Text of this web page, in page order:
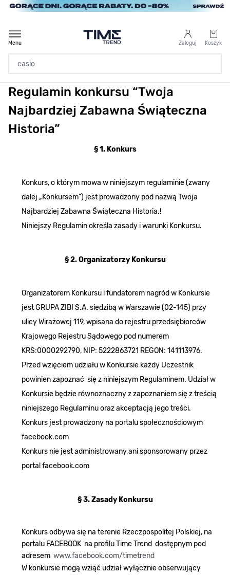
Przejdź do treści
Zaloguj Koszyk
Menu
Strona Główna
/
Regulamin konkursu “Twoja Najbardziej Zabawna Świąteczna Historia”
Regulamin konkursu “Twoja
Najbardziej Zabawna Świąteczna
Historia”
§ 1. Konkurs
Konkurs, o którym mowa w niniejszym regulaminie (zwany
dalej „Konkursem”) jest prowadzony pod nazwą Twoja
Najbardziej Zabawna Świąteczna Historia.!
Niniejszy Regulamin określa zasady i warunki Konkursu.
§ 2. Organizatorzy Konkursu
Organizatorem Konkursu i fundatorem nagród w Konkursie
jest GRUPA ZIBI S.A. siedzibą w Warszawie (02-145) przy
ulicy Wirażowej 119, wpisana do rejestru przedsiębiorców
Krajowego Rejestru Sądowego pod numerem
KRS:0000292790, NIP: 5222863721 REGON: 141113976.
Przed wzięciem udziału w Konkursie każdy Uczestnik
powinien zapoznać się z niniejszym Regulaminem. Udział w
Konkursie będzie równoznaczny z zapoznaniem się z treścią
niniejszego Regulaminu oraz akceptacją jego treści.
Konkurs jest prowadzony na portalu społecznościowym
facebook.com
Konkurs nie jest administrowany ani sponsorowany przez
portal facebook.com
§ 3. Zasady Konkursu
Konkurs odbywa się na terenie Rzeczpospolitej Polskiej, na
portalu FACEBOOK na profilu Time Trend dostępnym pod
adresem www.facebook.com/timetrend
W konkursie mogą wziąć udział wyłącznie obserwujący